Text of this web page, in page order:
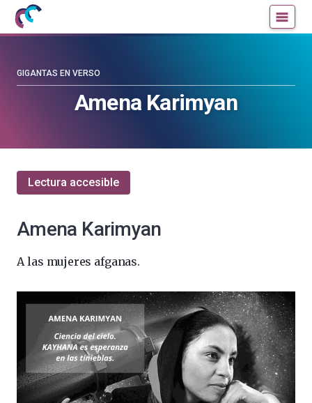
Mujeres
con
UPV/EHU
blog
UPV/EHU
Amena Karimyan
GIGANTAS EN VERSO
Lectura accesible
Amena Karimyan
A las mujeres afganas.